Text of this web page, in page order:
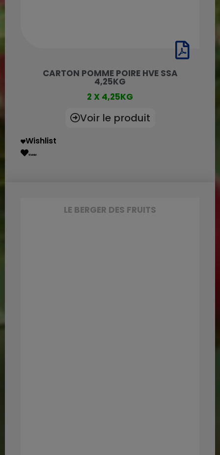
CARTON POMME POIRE HVE SSA
4,25KG
2 X 4,25KG
Voir le produit
Wishlist
Wishlist
LE BERGER DES FRUITS